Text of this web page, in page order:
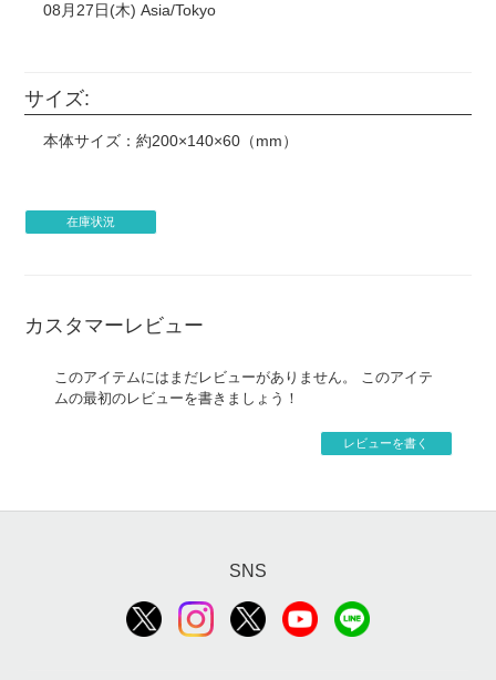
・著作権元の許諾のない二次創作は制作をお断りする場合
・著作権について、権利確認のメールを当店からお送りす
ただけますと製作がスムーズに進みます。
・銀行振り込み後でも、制作のお断り・ご注文キャンセル
・すでにご入金があった場合、銀行振込手数料をのぞいた
08月27日(木) Asia/Tokyo
サイズ:
本体サイズ：約200×140×60（mm）
在庫状況
カスタマーレビュー
このアイテムにはまだレビューがありません。 このアイテ
ムの最初のレビューを書きましょう！
レビューを書く
SNS